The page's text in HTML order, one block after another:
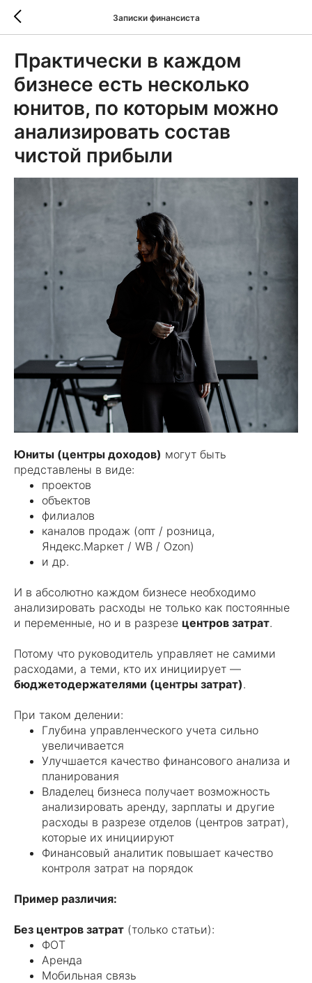
Записки финансиста
Практически в каждом
бизнесе есть несколько
юнитов, по которым можно
анализировать состав
чистой прибыли
Юниты (центры доходов) могут быть
представлены в виде:
проектов
объектов
филиалов
каналов продаж (опт / розница,
Яндекс.Маркет / WB / Ozon)
и др.
И в абсолютно каждом бизнесе необходимо
анализировать расходы не только как постоянные
и переменные, но и в разрезе центров затрат.
Потому что руководитель управляет не самими
расходами, а теми, кто их инициирует —
бюджетодержателями (центры затрат).
При таком делении:
Глубина управленческого учета сильно
увеличивается
Улучшается качество финансового анализа и
планирования
Владелец бизнеса получает возможность
анализировать аренду, зарплаты и другие
расходы в разрезе отделов (центров затрат),
которые их инициируют
Финансовый аналитик повышает качество
контроля затрат на порядок
Пример различия:
Без центров затрат (только статьи):
ФОТ
Аренда
Мобильная связь